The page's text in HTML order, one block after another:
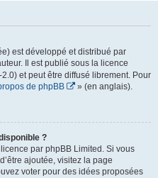
est développé et distribué par
Il est publié sous la licence
et peut être diffusé librement. Pour
de phpBB » (en anglais).
?
par phpBB Limited. Si vous
ajoutée, visitez la page
voter pour des idées proposées